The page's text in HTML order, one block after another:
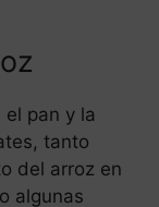
pan y la
tanto
del arroz en
algunas